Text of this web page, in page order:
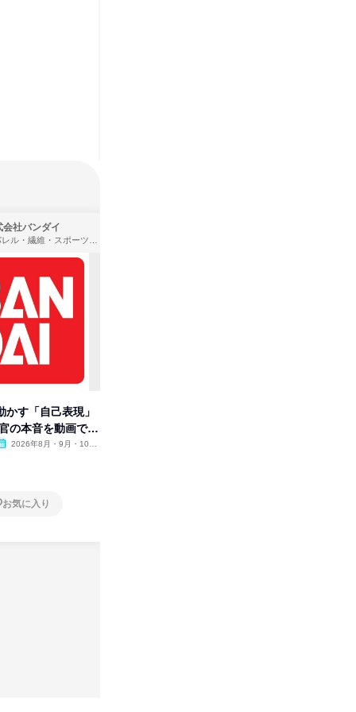
会社バンダイ
かす「自己表現」
の本音を動画で公
2026年8月・9月・10
お気に入り